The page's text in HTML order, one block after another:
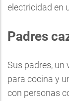
electricidad en
Padres
Sus padres, un
para cocina y
con personas